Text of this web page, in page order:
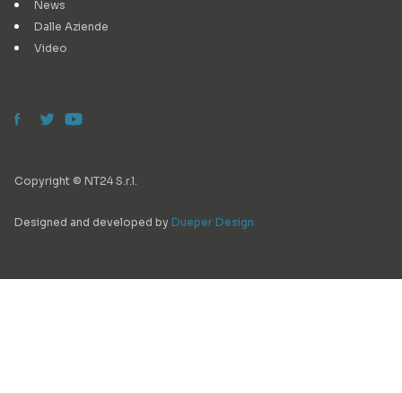
News
Dalle Aziende
Video
Copyright © NT24 S.r.l.
Designed and developed by Dueper Design